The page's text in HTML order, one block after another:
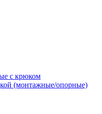
с крюком
(монтажные/опорные)